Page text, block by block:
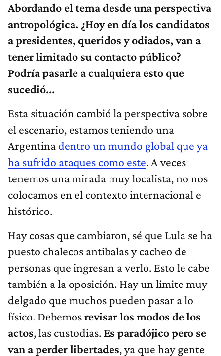
Abordando el tema desde una perspectiva
antropológica. ¿Hoy en día los candidatos
a presidentes, queridos y odiados, van a
tener limitado su contacto público?
Podría pasarle a cualquiera esto que
sucedió...
Esta situación cambió la perspectiva sobre
el escenario, estamos teniendo una
Argentina dentro un mundo global que ya
ha sufrido ataques como este. A veces
tenemos una mirada muy localista, no nos
colocamos en el contexto internacional e
histórico.
Hay cosas que cambiaron, sé que Lula se ha
puesto chalecos antibalas y cacheo de
personas que ingresan a verlo. Esto le cabe
también a la oposición. Hay un limite muy
delgado que muchos pueden pasar a lo
físico. Debemosrevisar los modos de los
actos, las custodias. Es paradójico pero se
van a perder libertades, ya que hay gente